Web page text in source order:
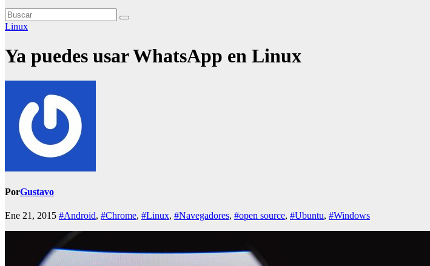
Linux
Ya puedes usar WhatsApp en Linux
PorGustavo
Ene 21, 2015 #Android, #Chrome, #Linux, #Navegadores, #open source, #Ubuntu, #Windows